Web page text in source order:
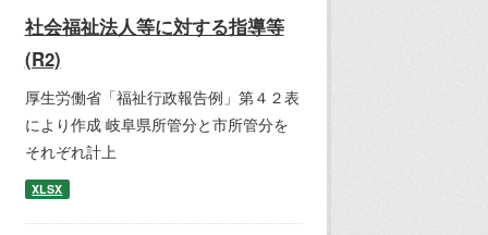
社会福祉法人等に対する指導等
(R2)
厚生労働省「福祉行政報告例」第４２表
により作成 岐阜県所管分と市所管分を
それぞれ計上
XLSX